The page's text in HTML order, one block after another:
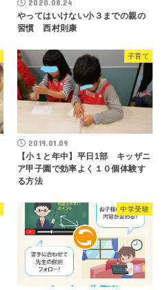
2020.08.24
やってはいけない小３までの親の
習慣 西村則康
子育て
2019.01.09
【小１と年中】平日1部 キッザニ
ア甲子園で効率よく１０個体験す
る方法
中学受験